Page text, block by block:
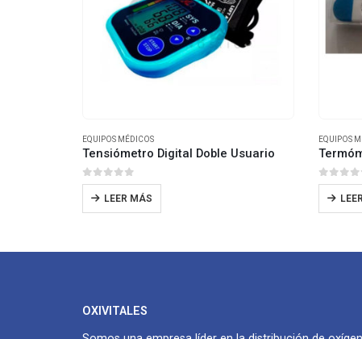
EQUIPOS MÉDICOS
Tensiómetro Digital Doble Usuario
0out of 5
LEER MÁS
EQUIPOS
0out
OXIVITALES